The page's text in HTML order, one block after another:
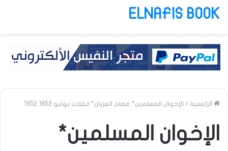
ELNAFIS BOOK
الرئيسية / الإخوان المسلمين* عصام العريان* انقلاب يوليو 1952 1952
الإخوان المسلمين*